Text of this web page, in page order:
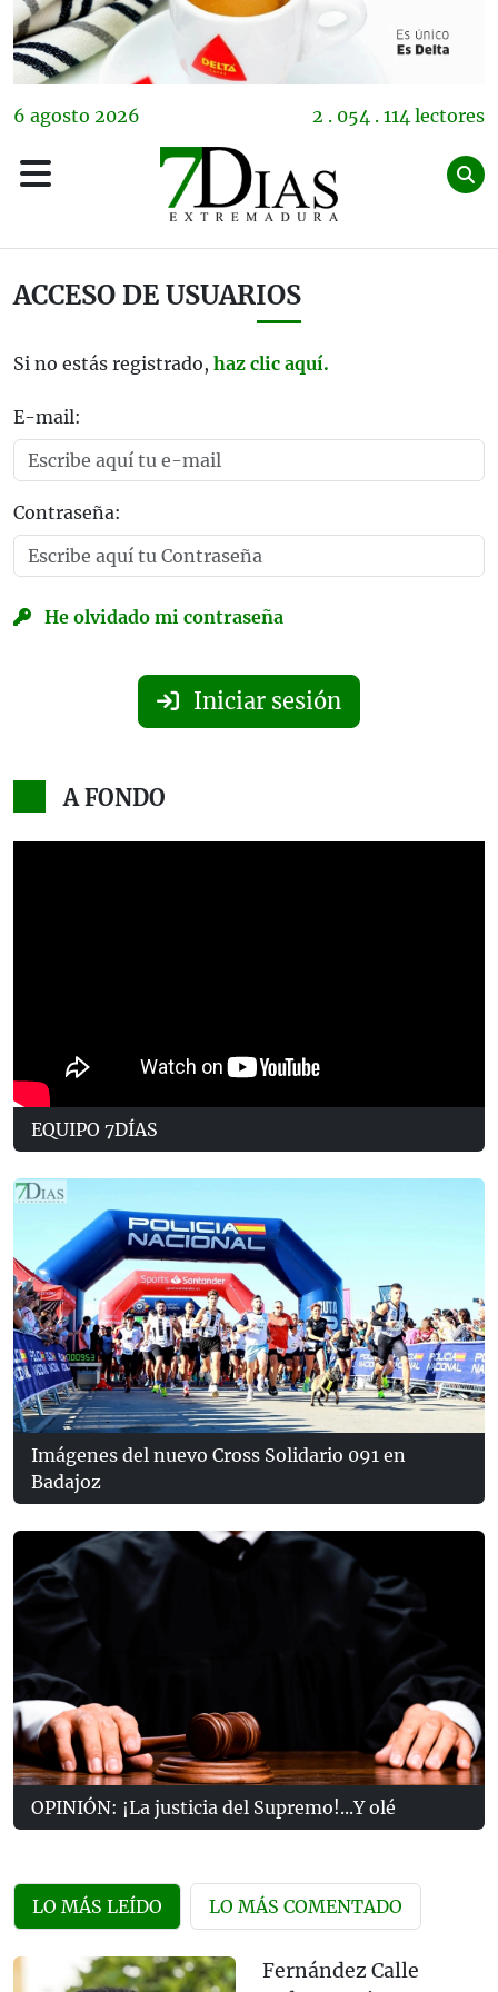
6 agosto 2026 2 . 054 . 114 lectores
ACCESO DE USUARIOS
Si no estás registrado, haz clic aquí.
E-mail:
Contraseña:
He olvidado mi contraseña
Iniciar sesión
A FONDO
EQUIPO 7DÍAS
Imágenes del nuevo Cross Solidario 091 en
Badajoz
OPINIÓN: ¡La justicia del Supremo!...Y olé
LO MÁS LEÍDO LO MÁS COMENTADO
Fernández Calle